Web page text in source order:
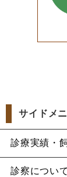
サイドメ
診療実績・
診察について